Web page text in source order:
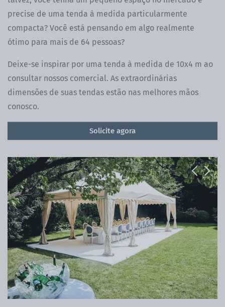
precise de uma tenda à medida particularmente
compacta? Você está pensando em algo realmente
ótimo para mais de 64 pessoas?
Deixe-se inspirar por uma tenda à medida de 10x4 m ao
consultar nossos comercial. As extraordinárias
dimensões de suas tendas estão nas melhores mãos
conosco.
Solicite agora
Previous
Next